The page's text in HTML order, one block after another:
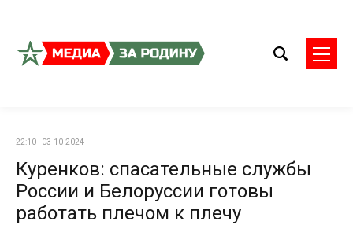
22:10 | 03-10-2024
Куренков: спасательные службы
России и Белоруссии готовы
работать плечом к плечу